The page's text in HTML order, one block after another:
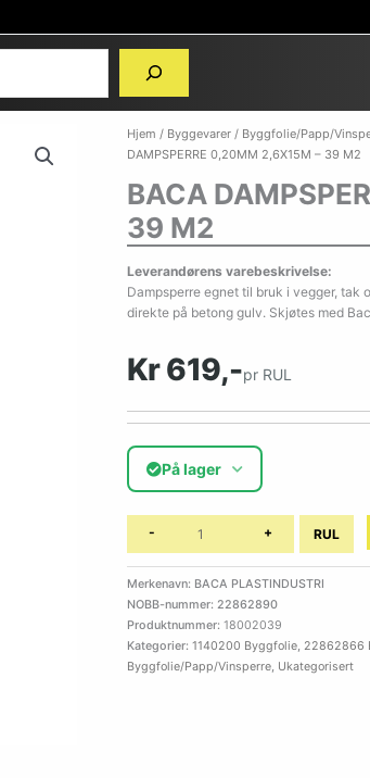
Hjem / Byggevarer/ Byggfolie/Papp/
DAMPSPERRE 0,20MM 2,6X15M – 39 M2
BACA
39 M2
Leverandørens varebeskrivelse:
Dampsperre egnet til bruk i vegger, tak
direkte på betong gulv. Skjøtes med
Kr 619,-pr RUL
På lager
- + RUL
Merkenavn: BACA PLASTINDUSTRI
NOBB-nummer: 22862890
Produktnummer: 18002039
Kategorier: 1140200 Byggfolie, 22862866
Byggfolie/Papp/Vinsperre, Ukategorisert